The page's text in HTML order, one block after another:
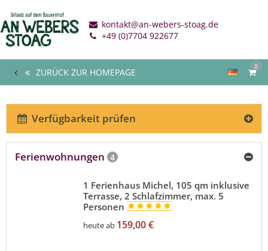
kontakt@an-webers-stoag.de
+49 (0)7704 922677
0
ZURÜCK ZUR HOMEPAGE
Verfügbarkeit prüfen
Ferienwohnungen 4
1 Ferienhaus Michel, 105 qm inklusive
Terrasse, 2 Schlafzimmer, max. 5
Personen
heute ab 159,00 €